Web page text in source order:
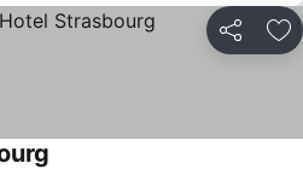
Compartir